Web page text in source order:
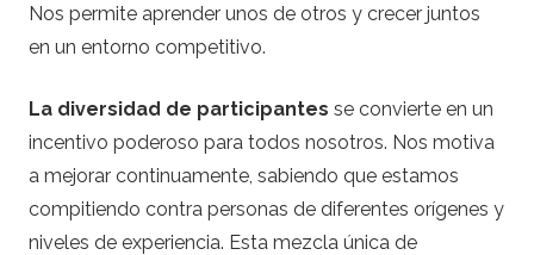
Nos permite aprender unos de otros y crecer juntos
en un entorno competitivo.
La diversidad de participantes se convierte en un
incentivo poderoso para todos nosotros. Nos motiva
a mejorar continuamente, sabiendo que estamos
compitiendo contra personas de diferentes orígenes y
niveles de experiencia. Esta mezcla única de